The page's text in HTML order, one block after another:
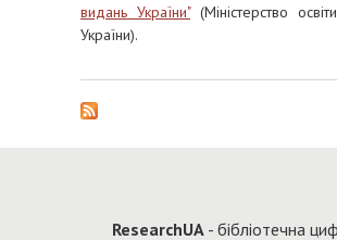
видань України"(Міністерство
України).
ResearchUA - бібліотечна